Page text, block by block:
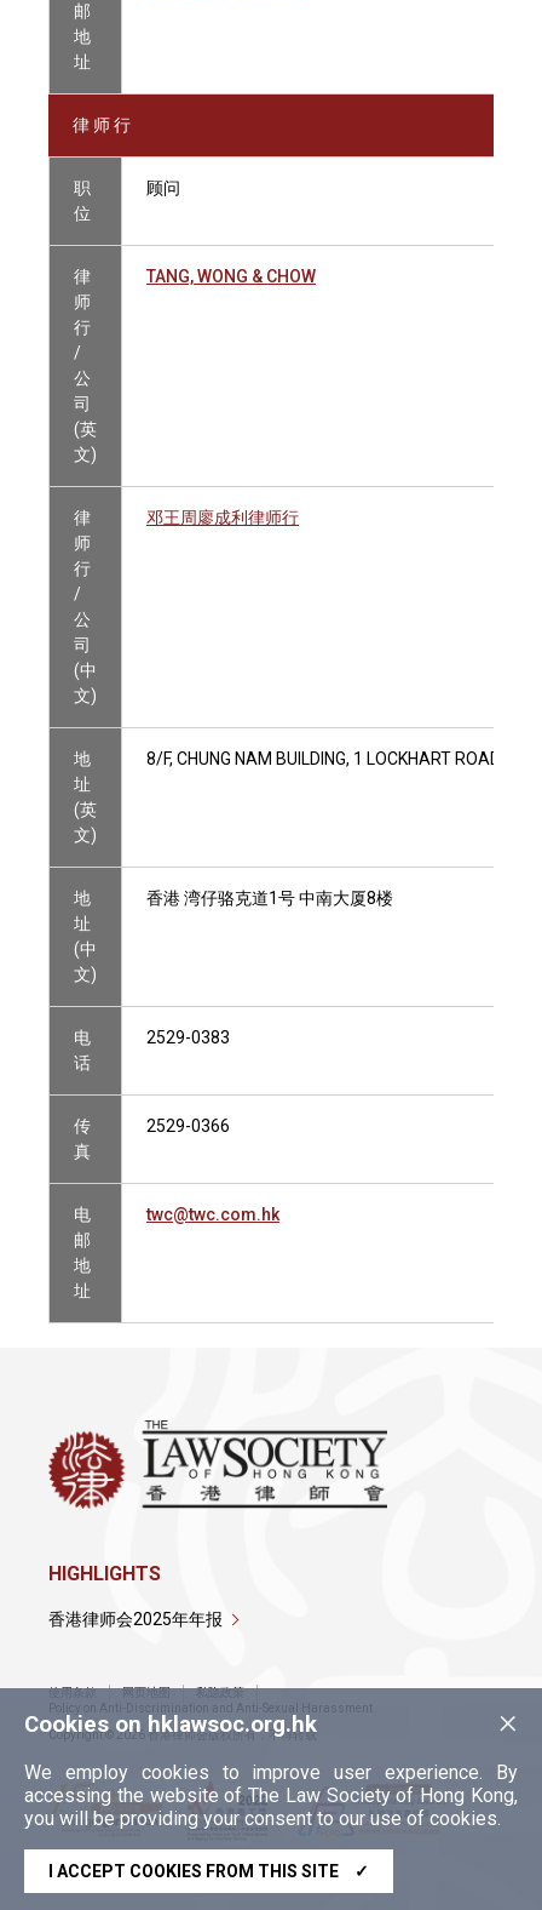
邮
地
址
律 师 行
职
位
顾问
律
师
行
/
公
司
(英
文)
TANG, WONG & CHOW
律
师
行
/
公
司
(中
文)
邓王周廖成利律师行
地
址
(英
文)
8/F, CHUNG NAM BUILDING, 1 LOCKHART ROAD,
地
址
(中
文)
香港 湾仔骆克道1号 中南大厦8楼
电
话
2529-0383
传
真
2529-0366
电
邮
地
址
twc@twc.com.hk
×
Cookies on hklawsoc.org.hk
We employ cookies to improve user experience. By
accessing the website of The Law Society of Hong Kong,
you will be providing your consent to our use of cookies.
I ACCEPT COOKIES FROM THIS SITE ✓
HIGHLIGHTS
香港律师会2025年年报
使用条款 网页地图
私隐政策
Policy on Anti-Discrimination and Anti-Sexual Harassment
Copyright © 2026 香港律师会版权所有，不得转载